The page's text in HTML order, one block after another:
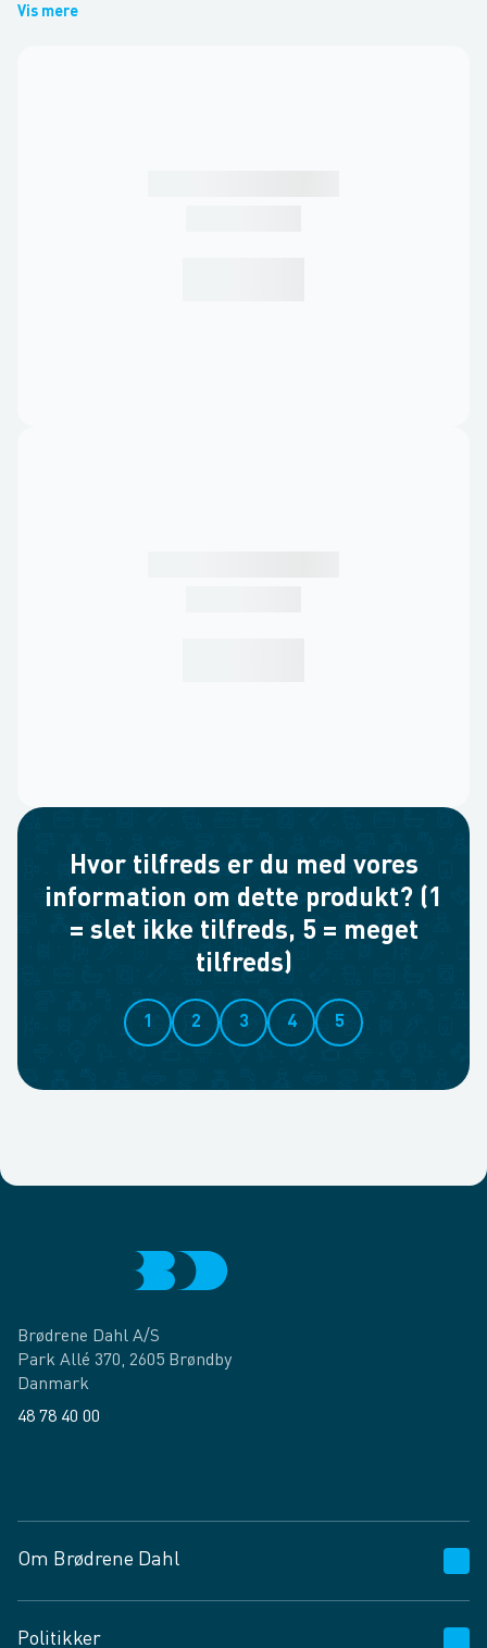
Vis mere
Hvor tilfreds er du med vores
information om dette produkt? (1
= slet ikke tilfreds, 5 = meget
tilfreds)
1 2 3 4 5
Brødrene Dahl A/S
Park Allé 370, 2605 Brøndby
Danmark
48 78 40 00
Om Brødrene Dahl
Politikker